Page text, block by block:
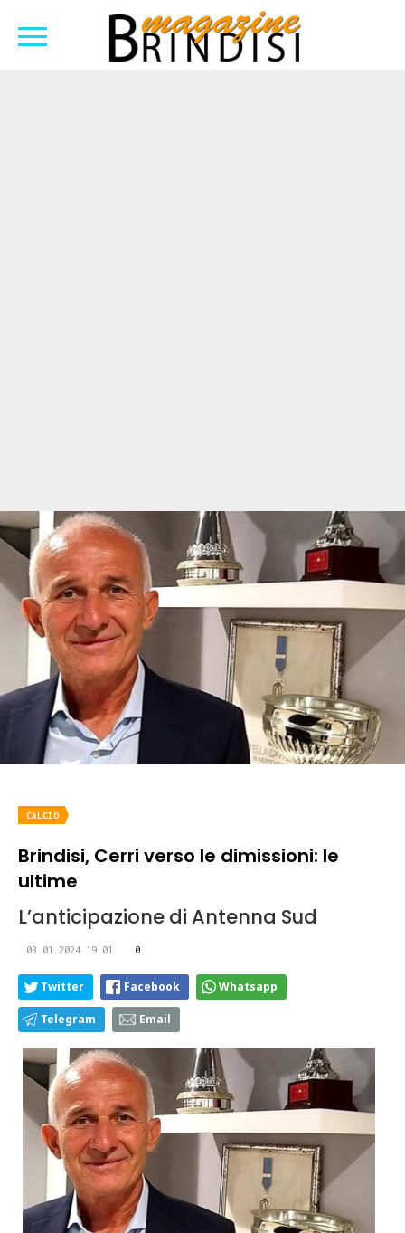
CALCIO
Brindisi, Cerri verso le dimissioni: le
ultime
L’anticipazione di Antenna Sud
03.01.2024 19:01 0
Twitter Facebook Whatsapp
Telegram Email